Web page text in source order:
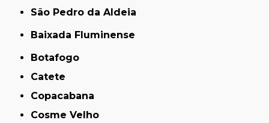
São Pedro da Aldeia
Baixada Fluminense
Botafogo
Catete
Copacabana
Cosme Velho